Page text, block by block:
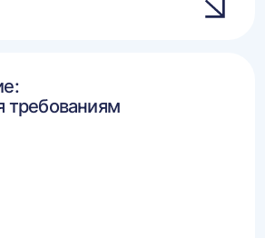
требованиям